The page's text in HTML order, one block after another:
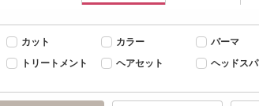
カット カラー パーマ
トリートメント
ヘアセット ヘッドスパ